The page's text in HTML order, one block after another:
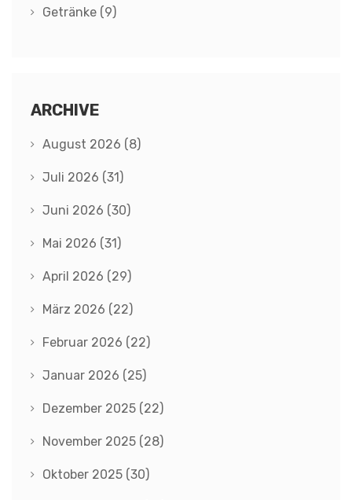
Getränke (9)
ARCHIVE
August 2026 (8)
Juli 2026 (31)
Juni 2026 (30)
Mai 2026 (31)
April 2026 (29)
März 2026 (22)
Februar 2026 (22)
Januar 2026 (25)
Dezember 2025 (22)
November 2025 (28)
Oktober 2025 (30)